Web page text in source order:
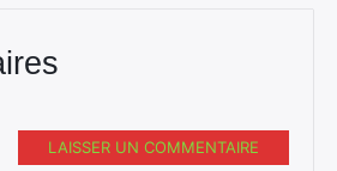
LAISSER UN COMMENTAIRE